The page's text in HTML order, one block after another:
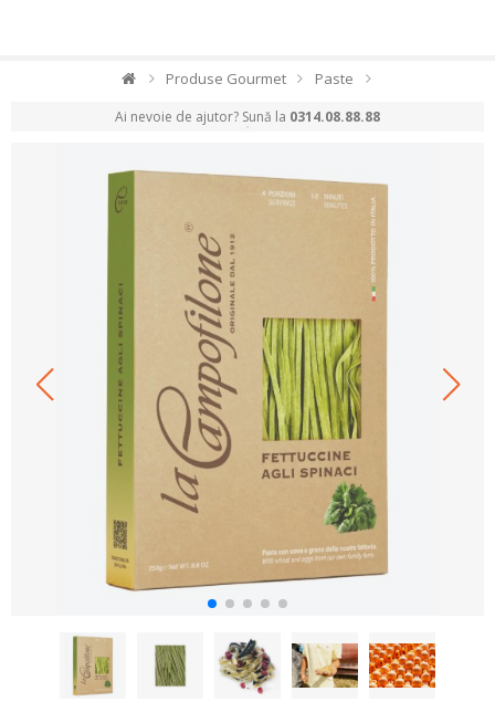
Produse Gourmet Paste
Ai nevoie de ajutor? Sună la 0314.08.88.88